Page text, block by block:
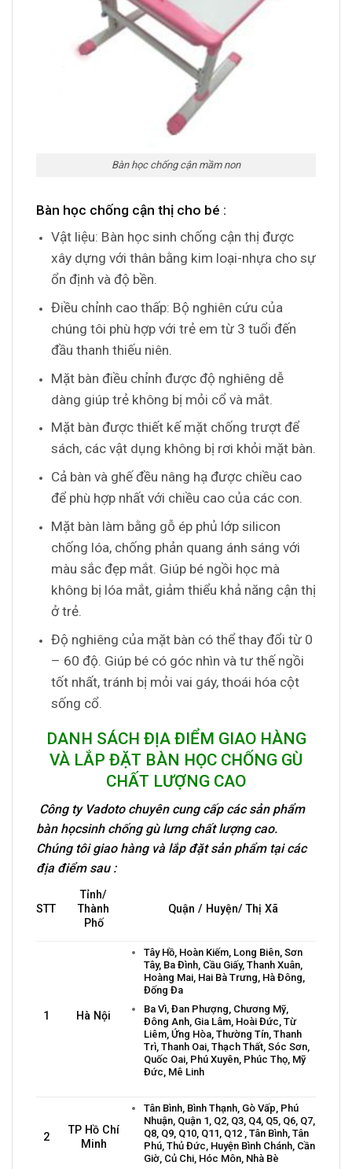
Bàn học chống cận mầm non
Bàn học chống cận thị cho bé :
Vật liệu: Bàn học sinh chống cận thị được
xây dựng với thân bằng kim loại-nhựa cho sự
ổn định và độ bền.
Điều chỉnh cao thấp: Bộ nghiên cứu của
chúng tôi phù hợp với trẻ em từ 3 tuổi đến
đầu thanh thiếu niên.
Mặt bàn điều chỉnh được độ nghiêng dễ
dàng giúp trẻ không bị mỏi cổ và mắt.
Mặt bàn được thiết kế mặt chống trượt để
sách, các vật dụng không bị rơi khỏi mặt bàn.
Cả bàn và ghế đều nâng hạ được chiều cao
để phù hợp nhất với chiều cao của các con.
Mặt bàn làm bằng gỗ ép phủ lớp silicon
chống lóa, chống phản quang ánh sáng với
màu sắc đẹp mắt. Giúp bé ngồi học mà
không bị lóa mắt, giảm thiểu khả năng cận thị
ở trẻ.
Độ nghiêng của mặt bàn có thể thay đổi từ 0
– 60 độ. Giúp bé có góc nhìn và tư thế ngồi
tốt nhất, tránh bị mỏi vai gáy, thoái hóa cột
sống cổ.
DANH SÁCH ĐỊA ĐIỂM GIAO HÀNG
VÀ LẮP ĐẶT BÀN HỌC CHỐNG GÙ
CHẤT LƯỢNG CAO
Công ty Vadoto chuyên cung cấp các sản phẩm
bàn họcsinh chống gù lưng chất lượng cao.
Chúng tôi giao hàng và lắp đặt sản phẩm tại các
địa điểm sau :
STT
Tỉnh/
Thành
Phố
Quận / Huyện/ Thị Xã
1 Hà Nội
Tây Hồ, Hoàn Kiếm, Long Biên, Sơn
Tây, Ba Đình, Cầu Giấy, Thanh Xuân,
Hoàng Mai, Hai Bà Trưng, Hà Đông,
Đống Đa
Ba Vì, Đan Phượng, Chương Mỹ,
Đông Anh, Gia Lâm, Hoài Đức, Từ
Liêm, Ứng Hòa, Thường Tín, Thanh
Trì, Thanh Oai, Thạch Thất, Sóc Sơn,
Quốc Oai, Phú Xuyên, Phúc Thọ, Mỹ
Đức, Mê Linh
2
TP Hồ Chí
Minh
Tân Bình, Bình Thạnh, Gò Vấp, Phú
Nhuận, Quận 1, Q2, Q3, Q4, Q5, Q6, Q7,
Q8, Q9, Q10, Q11, Q12 , Tân Bình, Tân
Phú, Thủ Đức, Huyện Bình Chánh, Cần
Giờ, Củ Chi, Hóc Môn, Nhà Bè